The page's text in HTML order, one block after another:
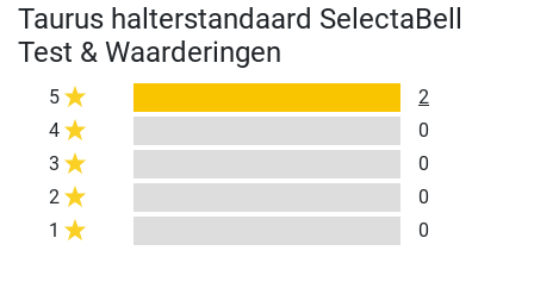
Taurus halterstandaard SelectaBell
Test & Waarderingen
5
2
4
0
3
0
2
0
1
0